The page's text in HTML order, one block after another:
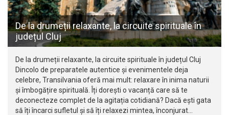
De la drumeții relaxante, la circuite spirituale în
județul Cluj
De la drumeții relaxante, la circuite spirituale în județul Cluj
Dincolo de preparatele autentice și evenimentele deja
celebre, Transilvania oferă mai mult: relaxare în inima naturii
și îmbogățire spirituală. Îți dorești o vacanță care să te
deconecteze complet de la agitația cotidiană? Dacă ești gata
să îți încarci sufletul și să îți relaxezi mintea, înconjurat…